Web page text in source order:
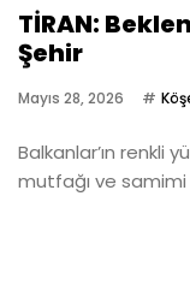
TİRAN:
Şehir
Mayıs 28, 2026
Balkanlar’ın renkli
mutfağı ve samimi